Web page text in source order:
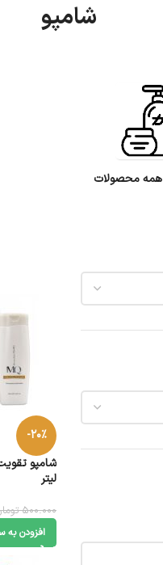
شامپو
همه محصولات
-20%
لیتر
500.000
افزودن به